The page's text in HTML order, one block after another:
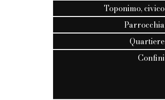
Toponimo, civico
Parrocchia
Quartiere
Confini